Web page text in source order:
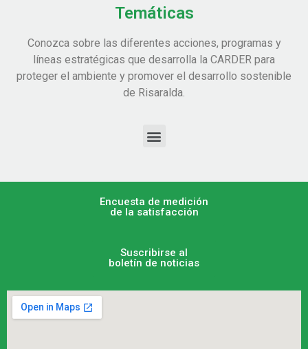
Temáticas
Conozca sobre las diferentes acciones, programas y
líneas estratégicas que desarrolla la CARDER para
proteger el ambiente y promover el desarrollo sostenible
de Risaralda.
Encuesta de medición
de la satisfacción
Suscribirse al
boletín de noticias